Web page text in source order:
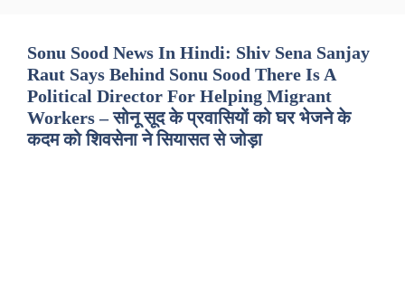
Sonu Sood News In Hindi: Shiv Sena Sanjay
Raut Says Behind Sonu Sood There Is A
Political Director For Helping Migrant
Workers – सोनू सूद के प्रवासियों को घर भेजने के
कदम को शिवसेना ने सियासत से जोड़ा